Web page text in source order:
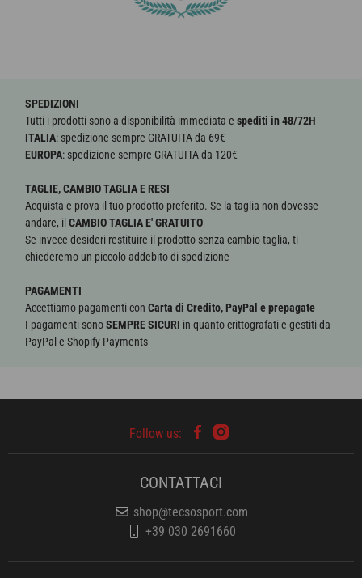
SPEDIZIONI
Tutti i prodotti sono a disponibilità immediata espediti in 48/72H
ITALIA: spedizione sempre GRATUITA da 69€
EUROPA: spedizione sempre GRATUITA da 120€
TAGLIE, CAMBIO TAGLIA E RESI
Acquista e prova il tuo prodotto preferito. Se la taglia non dovesse
andare, ilCAMBIO TAGLIA E' GRATUITO
Se invece desideri restituire il prodotto senza cambio taglia, ti
chiederemo un piccolo addebito di spedizione
PAGAMENTI
Accettiamo pagamenti conCarta di Credito, PayPal e prepagate
I pagamenti sonoSEMPRE SICURI in quanto crittografati e gestiti da
PayPal e Shopify Payments
CONTATTACI
shop@tecsosport.com
+39 030 2691660